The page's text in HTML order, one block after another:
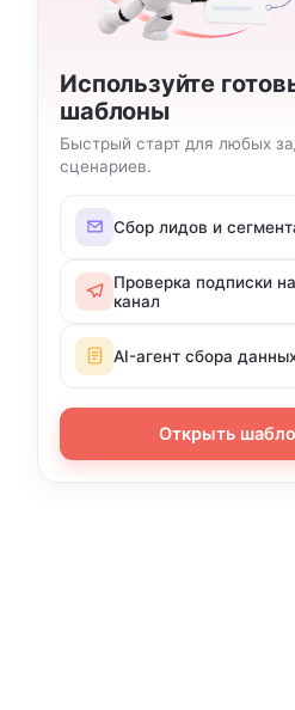
Используйте
шаблоны
Быстрый старт для любых
сценариев.
Сбор лидов и
Проверка подписки
канал
AI-агент сбора
Открыть